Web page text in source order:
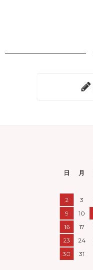
日
月
2
3
9
10
16
17
23
24
30
31